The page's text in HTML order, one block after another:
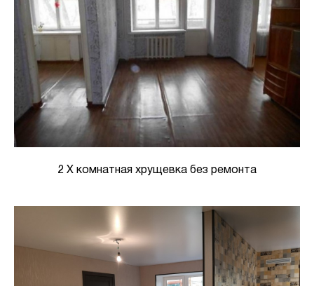
2 Х комнатная хрущевка без ремонта